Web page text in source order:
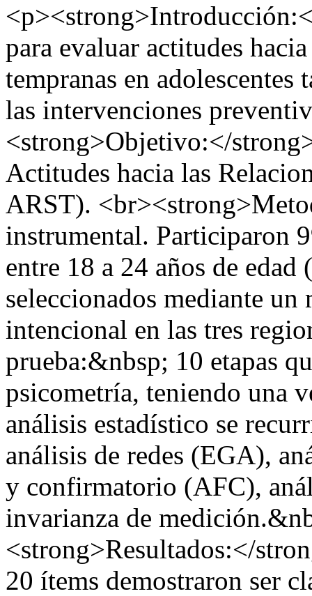
para evaluar actitudes
tempranas en
las intervenciones
<strong>Objetivo:</
Actitudes hacia las
ARST).
instrumental. Participaron
entre 18 a 24 años de
seleccionados mediante
intencional en las tres
prueba:&nbsp; 10 etapas
psicometría, teniendo una
análisis estadístico se
análisis de redes (EGA),
y confirmatorio (AFC),
invarianza de
<strong>Resultados:</
20 ítems demostraron ser